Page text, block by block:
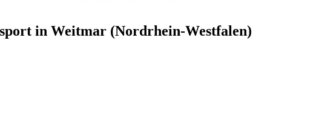
in Weitmar (Nordrhein-Westfalen)